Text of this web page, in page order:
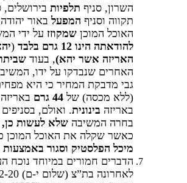
השרון, סניף תלפיות בירושלים,
תקווה וסניף המפעלבאור
האוכל המוכן שמקוזז על ידי
להודאתה הינו 12 גרם בלבד
(
האריזה אשר יהא), בעוד שביתר 8
האחרים שנבדקו על ידו,
גבי מדבקת המחיר כי היא
(ללא מכסה) של 44 גרם באריזה
באריזה בינונית. ואולם,
בחרה המשיבה שלא לעשות כן,
כאשר שקלה את האוכל המוכן
מיכל הפלסטיק וסגור
הדברים חמורים במיוחד נוכח